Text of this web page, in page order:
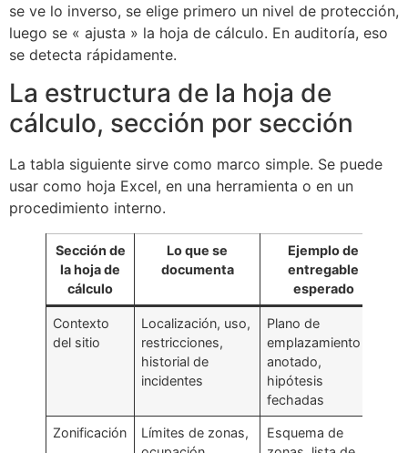
se ve lo inverso, se elige primero un nivel de protección,
luego se « ajusta » la hoja de cálculo. En auditoría, eso
se detecta rápidamente.
La estructura de la hoja de
cálculo, sección por sección
La tabla siguiente sirve como marco simple. Se puede
usar como hoja Excel, en una herramienta o en un
procedimiento interno.
Sección de
la hoja de
cálculo
Lo que se
documenta
Ejemplo de
entregable
esperado
Contexto
del sitio
Localización, uso,
restricciones,
historial de
incidentes
Plano de
emplazamiento
anotado,
hipótesis
fechadas
Zonificación
Límites de zonas,
Esquema de